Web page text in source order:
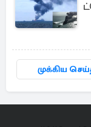
முக்கிய